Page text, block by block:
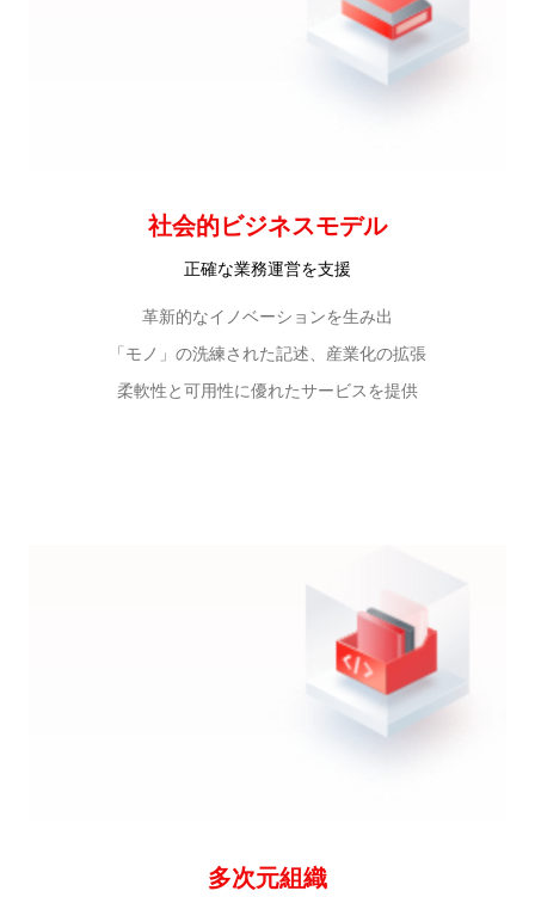
社会的ビジネスモデル
正確な業務運営を支援
革新的なイノベーションを生み出
「モノ」の洗練された記述、産業化の拡張
柔軟性と可用性に優れたサービスを提供
多次元組織